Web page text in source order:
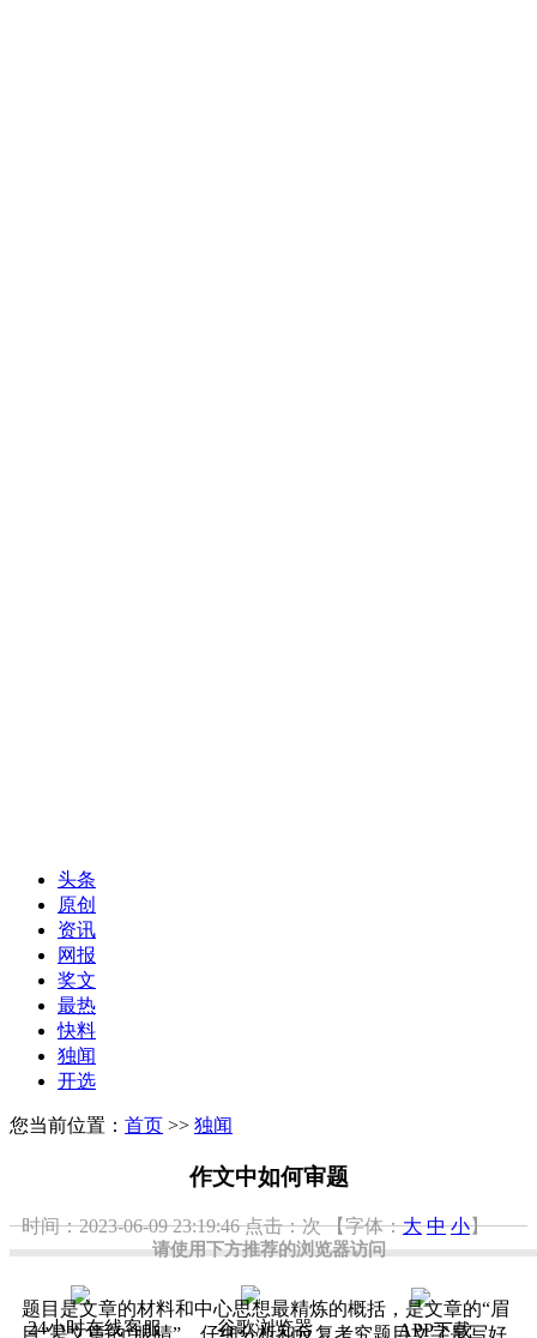
请使用下方推荐的浏览器访问
24小时在线客服 谷歌浏览器 APP下载
头条
原创
资讯
网报
奖文
最热
快料
独闻
开选
您当前位置： 首页 >> 独闻
作文中如何审题
时间：2023-06-09 23:19:46点击：次 【字体：大 中 小】
题目是文章的材料和中心思想最精炼的概括，是文章的“眉